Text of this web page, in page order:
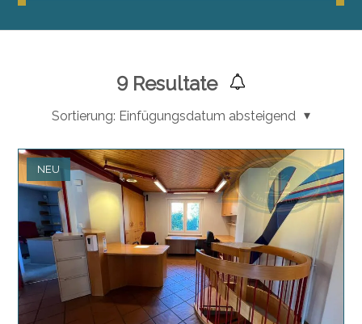
9Resultate
Sortierung: Einfügungsdatum absteigend
NEU